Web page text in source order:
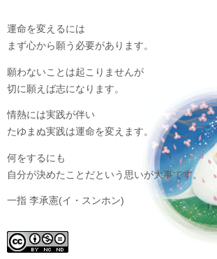
運命を変えるには
まず心から願う必要があります。
願わないことは起こりませんが
切に願えば志になります。
情熱には実践が伴い
たゆまぬ実践は運命を変えます。
何をするにも
自分が決めたことだという思いが大事です。
一指 李承憲(イ・スンホン)